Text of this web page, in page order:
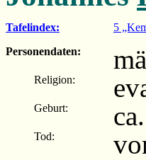
Tafelindex: 5
Personendaten:
Religion:
Geburt:
Tod: